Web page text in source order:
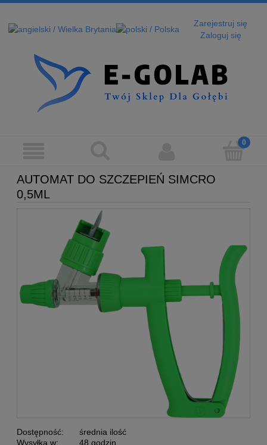
Zarejestruj się
Zaloguj się
AUTOMAT DO SZCZEPIEŃ SIMCRO
0,5ML
Dostępność:
średnia ilość
Wysyłka w:
48 godzin